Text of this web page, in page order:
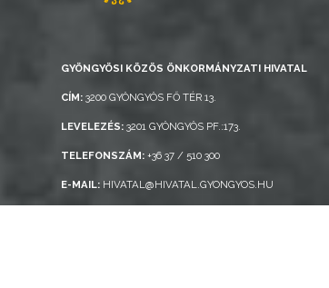
GYÖNGYÖSI KÖZÖS ÖNKORMÁNYZATI HIVATAL
CÍM: 3200 GYÖNGYÖS FŐ TÉR 13.
LEVELEZÉS: 3201 GYÖNGYÖS PF.:173.
TELEFONSZÁM: +36 37 / 510 300
E-MAIL: HIVATAL@HIVATAL.GYONGYOS.HU